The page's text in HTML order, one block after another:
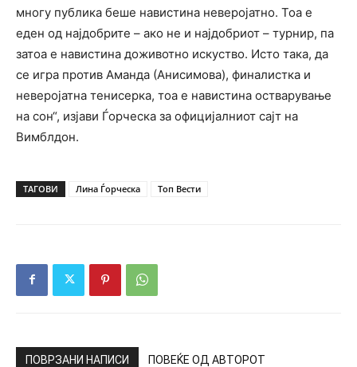
многу публика беше навистина неверојатно. Тоа е
еден од најдобрите – ако не и најдобриот – турнир, па
затоа е навистина доживотно искуство. Исто така, да
се игра против Аманда (Анисимова), финалистка и
неверојатна тенисерка, тоа е навистина остварување
на сон“, изјави Ѓорческа за официјалниот сајт на
Вимблдон.
ТАГОВИ Лина Ѓорческа Топ Вести
ПОВРЗАНИ НАПИСИ ПОВЕЌЕ ОД АВТОРОТ